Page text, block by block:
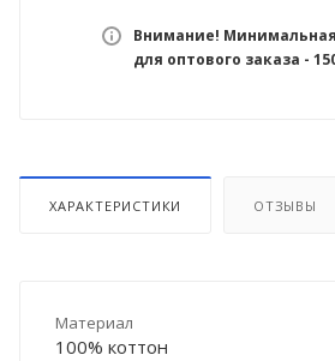
Внимание!
для оптового заказа -
ХАРАКТЕРИСТИКИ ОТЗЫВЫ
Материал
100% коттон